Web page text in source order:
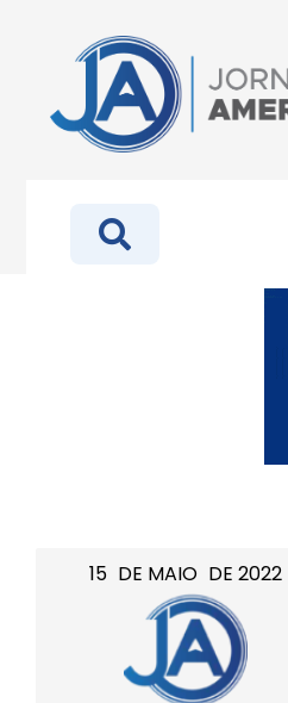
15 DE MAIO DE 2022